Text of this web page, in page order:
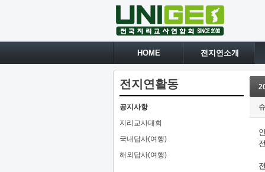
HOME 전지연소개
전지연활동
공지사항
지리교사대회
국내답사(여행)
해외답사(여행)